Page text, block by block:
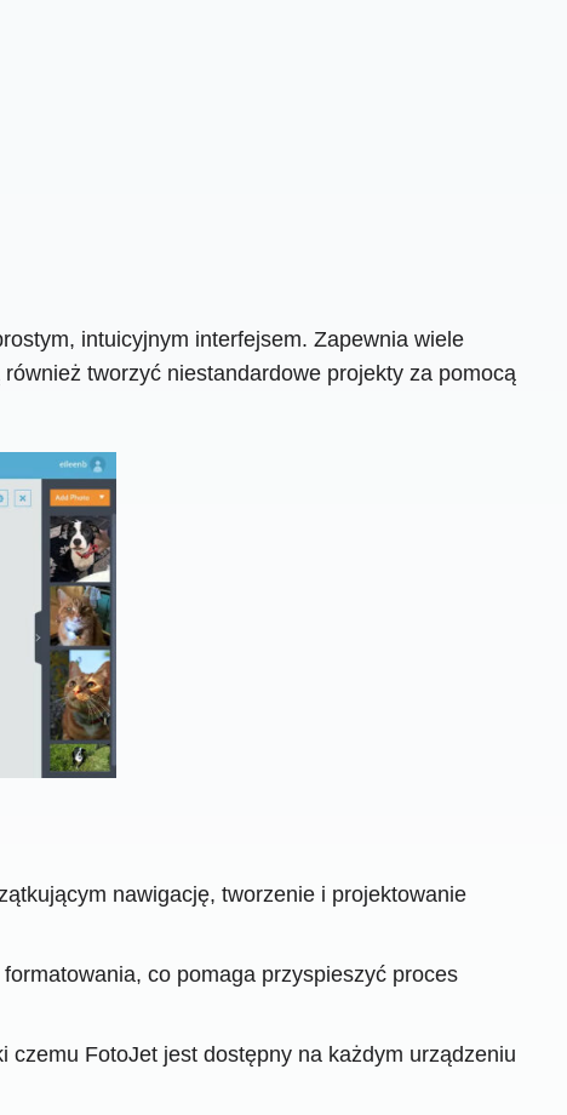
intuicyjnym interfejsem. Zapewnia wiele
tworzyć niestandardowe projekty za pomocą
nawigację, tworzenie i projektowanie
co pomaga przyspieszyć proces
FotoJet jest dostępny na każdym urządzeniu